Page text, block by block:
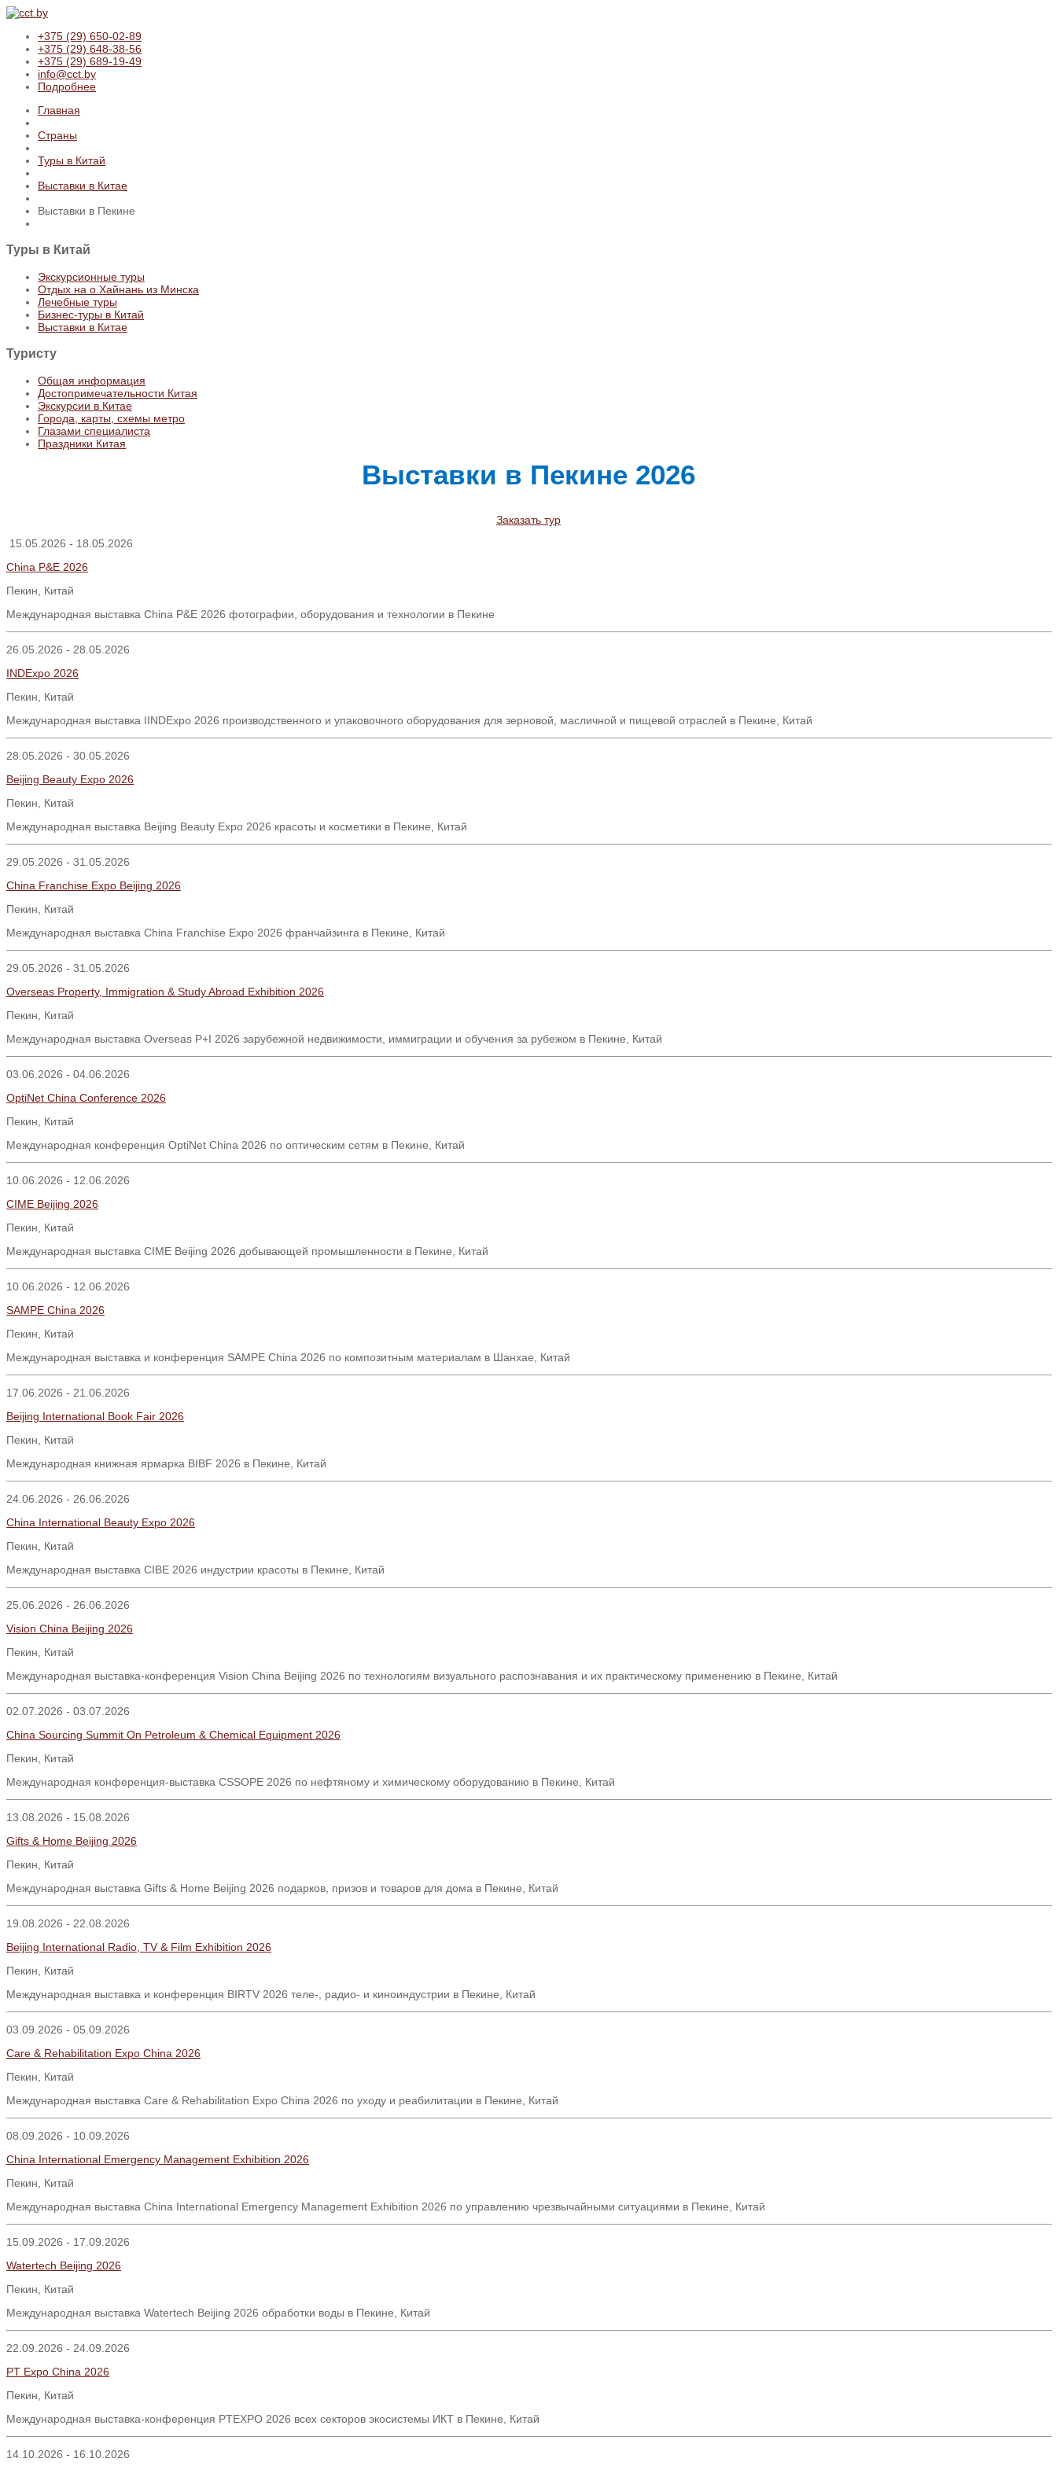
+375 (29) 650-02-89
+375 (29) 648-38-56
+375 (29) 689-19-49
info@cct.by
Подробнее
Главная
Страны
Туры в Китай
Выставки в Китае
Выставки в Пекине
Туры в Китай
Экскурсионные туры
Отдых на о.Хайнань из Минска
Лечебные туры
Бизнес-туры в Китай
Выставки в Китае
Туристу
Общая информация
Достопримечательности Китая
Экскурсии в Китае
Города, карты, схемы метро
Глазами специалиста
Праздники Китая
Выставки в Пекине 2026
Заказать тур
15.05.2026 - 18.05.2026
China P&E 2026
Пекин, Китай
Международная выставка China P&E 2026 фотографии, оборудования и технологии в Пекине
26.05.2026 - 28.05.2026
INDExpo 2026
Пекин, Китай
Международная выставка IINDExpo 2026 производственного и упаковочного оборудования для зерновой, масличной и пищевой отраслей в Пекине, Китай
28.05.2026 - 30.05.2026
Beijing Beauty Expo 2026
Пекин
Китай
Международная выставка Beijing Beauty Expo 2026 красоты и косметики в Пекине, Китай
29.05.2026 - 31.05.2026
China Franchise Expo Beijing 2026
Пекин
Китай
Международная выставка China Franchise Expo 2026 франчайзинга в Пекине, Китай
29.05.2026 - 31.05.2026
Overseas Property, Immigration & Study Abroad Exhibition 2026
Пекин, Китай
Международная выставка Overseas P+I 2026 зарубежной недвижимости, иммиграции и обучения за рубежом в Пекине, Китай
03.06.2026 - 04.06.2026
OptiNet China Conference 2026
Пекин
Китай
Международная конференция OptiNet China 2026 по оптическим сетям в Пекине, Китай
10.06.2026 - 12.06.2026
CIME Beijing 2026
Пекин, Китай
Международная выставка CIME Beijing 2026 добывающей промышленности в Пекине, Китай
10.06.2026 - 12.06.2026
SAMPE China 2026
Пекин, Китай
Международная выставка и конференция SAMPE China 2026 по композитным материалам в Шанхае, Китай
17.06.2026 - 21.06.2026
Beijing International Book Fair 2026
Пекин
Китай
Международная книжная ярмарка BIBF 2026 в Пекине, Китай
24.06.2026 - 26.06.2026
China International Beauty Expo 2026
Пекин
Китай
Международная выставка CIBE 2026 индустрии красоты в Пекине, Китай
25.06.2026 - 26.06.2026
Vision China Beijing 2026
Пекин
Китай
Международная выставка-конференция Vision China Beijing 2026 по технологиям визуального распознавания и их практическому применению в Пекине, Китай
02.07.2026 - 03.07.2026
China Sourcing Summit On Petroleum & Chemical Equipment 2026
Пекин, Китай
Международная конференция-выставка CSSOPE 2026 по нефтяному и химическому оборудованию в Пекине, Китай
13.08.2026 - 15.08.2026
Gifts & Home Beijing 2026
Пекин, Китай
Международная выставка Gifts & Home Beijing 2026 подарков, призов и товаров для дома в Пекине, Китай
19.08.2026 - 22.08.2026
Beijing International Radio, TV & Film Exhibition 2026
Пекин, Китай
Международная выставка и конференция BIRTV 2026 теле-, радио- и киноиндустрии в Пекине, Китай
03.09.2026 - 05.09.2026
Care & Rehabilitation Expo China 2026
Пекин
Китай
Международная выставка Care & Rehabilitation Expo China 2026 по уходу и реабилитации в Пекине, Китай
08.09.2026 - 10.09.2026
China International Emergency Management Exhibition 2026
Пекин
Китай
Международная выставка China International Emergency Management Exhibition 2026 по управлению чрезвычайными ситуациями в Пекине Китай
15.09.2026 - 17.09.2026
Watertech Beijing 2026
Пекин, Китай
Международная выставка Watertech Beijing 2026 обработки воды в Пекине, Китай
22.09.2026 - 24.09.2026
PT Expo China 2026
Пекин
Китай
Международная выставка-конференция PTEXPO 2026 всех секторов экосистемы ИКТ в Пекине, Китай
14.10.2026 - 16.10.2026